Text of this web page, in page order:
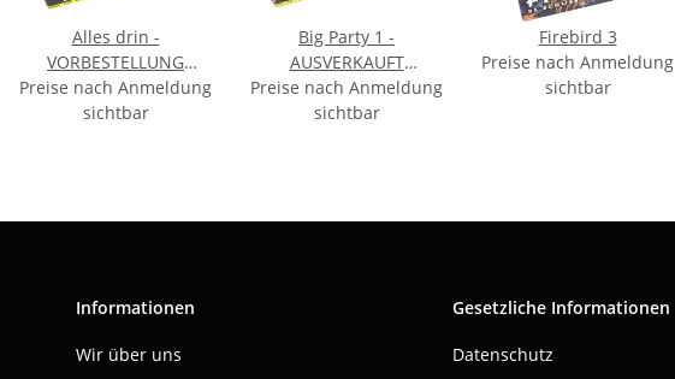
Alles drin -
VORBESTELLUNG
September
Preise nach Anmeldung
sichtbar
Big Party 1 -
AUSVERKAUFT
September
Preise nach Anmeldung
sichtbar
Firebird 3
Preise nach Anmeldung
sichtbar
Informationen
Wir über uns
Gesetzliche Informationen
Datenschutz